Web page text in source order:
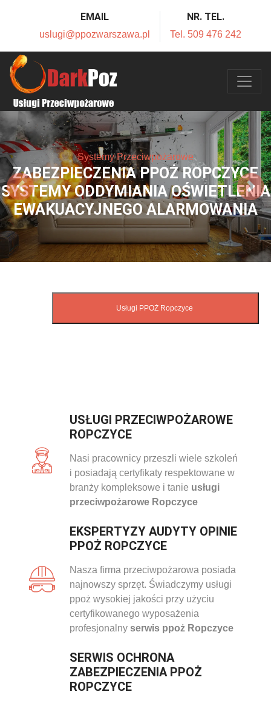
EMAIL
uslugi@ppozwarszawa.pl
NR. TEL.
Tel. 509 476 242
Systemy Przeciwpożarowe
ZABEZPIECZENIA PPOŻ ROPCZYCE
SYSTEMY ODDYMIANIA OŚWIETLENIA
EWAKUACYJNEGO ALARMOWANIA
USŁUGI PRZECIWPOŻAROWE
ROPCZYCE
Nasi pracownicy przeszli wiele szkoleń
i posiadają certyfikaty respektowane w
branży kompleksowe i tanie usługi
przeciwpożarowe Ropczyce
EKSPERTYZY AUDYTY OPINIE
PPOŻ ROPCZYCE
Nasza firma przeciwpożarowa posiada
najnowszy sprzęt. Świadczymy usługi
ppoż wysokiej jakości przy użyciu
certyfikowanego wyposażenia
profesjonalny serwis ppoż Ropczyce
SERWIS OCHRONA
ZABEZPIECZENIA PPOŻ
ROPCZYCE